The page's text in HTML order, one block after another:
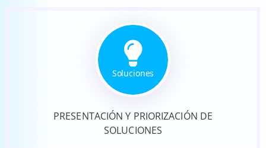
Soluciones
PRESENTACIÓN Y PRIORIZACIÓN DE
SOLUCIONES